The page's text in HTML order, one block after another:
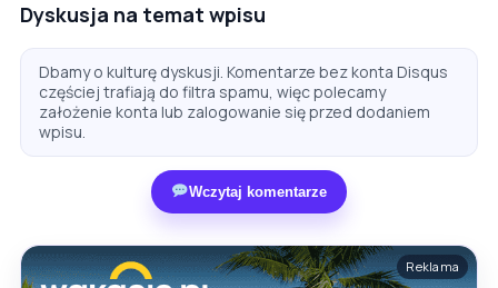
Dyskusja na temat wpisu
Dbamy o kulturę dyskusji. Komentarze bez konta Disqus
częściej trafiają do filtra spamu, więc polecamy
założenie konta lub zalogowanie się przed dodaniem
wpisu.
Wczytaj komentarze
Reklama